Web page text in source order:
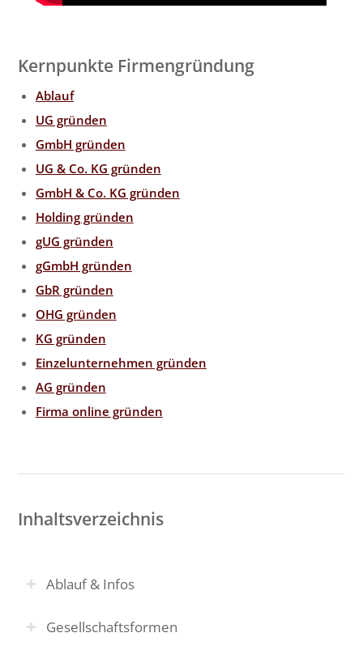
Kernpunkte Firmengründung
Ablauf
UG gründen
GmbH gründen
UG & Co. KG gründen
GmbH & Co. KG gründen
Holding gründen
gUG gründen
gGmbH gründen
GbR gründen
OHG gründen
KG gründen
Einzelunternehmen gründen
AG gründen
Firma online gründen
Inhaltsverzeichnis
Ablauf & Infos
Gesellschaftsformen